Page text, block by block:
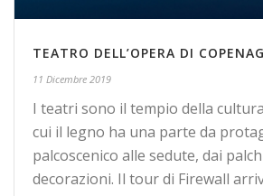
TEATRO DELL’OPERA DI
11 Dicembre 2019
I teatri sono il tempio della
cui il legno ha una parte da
palcoscenico alle sedute, dai
decorazioni. Il tour di Firewall